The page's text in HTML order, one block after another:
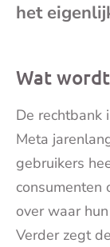
het
Wat
De
Meta
gebruikers
consumenten
over waar
Verder zegt